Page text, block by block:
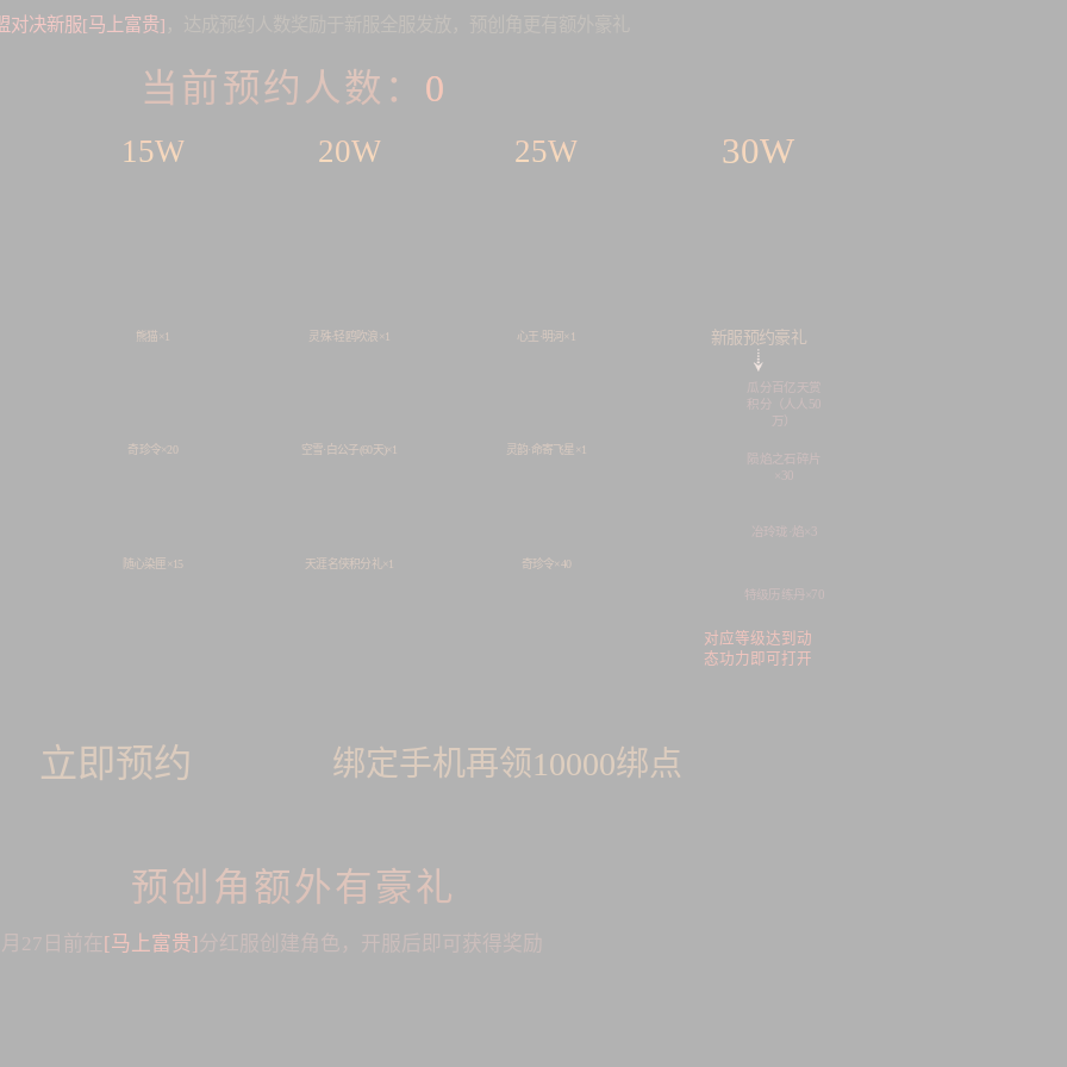
对决新服[马上富贵]
当前预约人数： 0
15W
熊猫×1
奇珍令×20
随心染匣×15
20W
灵殊·轻鸥吹浪×1
空雪·白公子(60天)×1
天涯名侠积分礼×1
25W
心王·明河×1
灵韵·命寄飞星×1
奇珍令×40
30W
新服预约豪礼
瓜分百亿天赏
积分（人人50
万）
陨焰之石碎片
冶玲珑·焰×3
特级历练丹×70
对应等级达到动
态功力即可打开
立即预约 绑定手机再领10000绑点
预创角额外有豪礼
月27日前在[马上富贵]分红服创建角色，开服后即可获得奖励